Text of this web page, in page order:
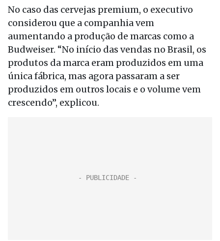
No caso das cervejas premium, o executivo
considerou que a companhia vem
aumentando a produção de marcas como a
Budweiser. “No início das vendas no Brasil, os
produtos da marca eram produzidos em uma
única fábrica, mas agora passaram a ser
produzidos em outros locais e o volume vem
crescendo”, explicou.